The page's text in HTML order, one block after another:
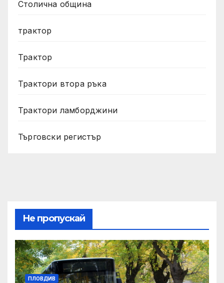
Столична община
трактор
Трактор
Трактори втора ръка
Трактори ламборджини
Търговски регистър
Не пропускай
ПЛОВДИВ